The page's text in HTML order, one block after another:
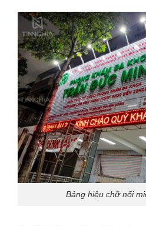
Bảng hiệu chữ nổi